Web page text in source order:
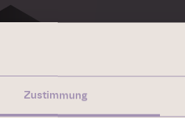
Zustimmunges